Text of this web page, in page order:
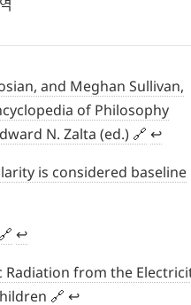
and Meghan Sullivan,
of Philosophy
N. Zalta (ed.)
↩︎
is considered baseline
↩︎
Radiation from the
↩︎